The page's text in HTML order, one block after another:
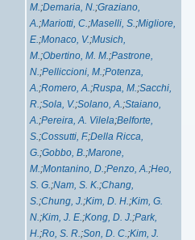
M.;Demaria, N.;Graziano,
A.;Mariotti, C.;Maselli, S.;Migliore,
E.;Monaco, V.;Musich,
M.;Obertino, M. M.;Pastrone,
N.;Pelliccioni, M.;Potenza,
A.;Romero, A.;Ruspa, M.;Sacchi,
R.;Sola, V.;Solano, A.;Staiano,
A.;Pereira, A. Vilela;Belforte,
S.;Cossutti, F.;Della Ricca,
G.;Gobbo, B.;Marone,
M.;Montanino, D.;Penzo, A.;Heo,
S. G.;Nam, S. K.;Chang,
S.;Chung, J.;Kim, D. H.;Kim, G.
N.;Kim, J. E.;Kong, D. J.;Park,
H.;Ro, S. R.;Son, D. C.;Kim, J.